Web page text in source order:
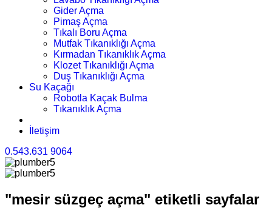
Gider Açma
Pimaş Açma
Tıkalı Boru Açma
Mutfak Tıkanıklığı Açma
Kırmadan Tıkanıklık Açma
Klozet Tıkanıklığı Açma
Duş Tıkanıklığı Açma
Su Kaçağı
Robotla Kaçak Bulma
Tıkanıklık Açma
İletişim
0.543.631 9064
"mesir süzgeç açma" etiketli sayfalar